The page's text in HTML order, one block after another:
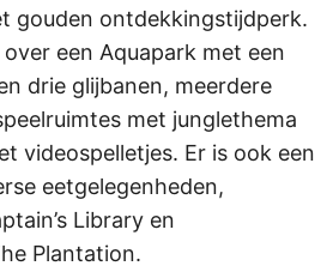
gouden ontdekkingstijdperk.
een Aquapark met een
drie glijbanen, meerdere
met junglethema
videospelletjes. Er is ook een
eetgelegenheden,
Library en
Plantation.